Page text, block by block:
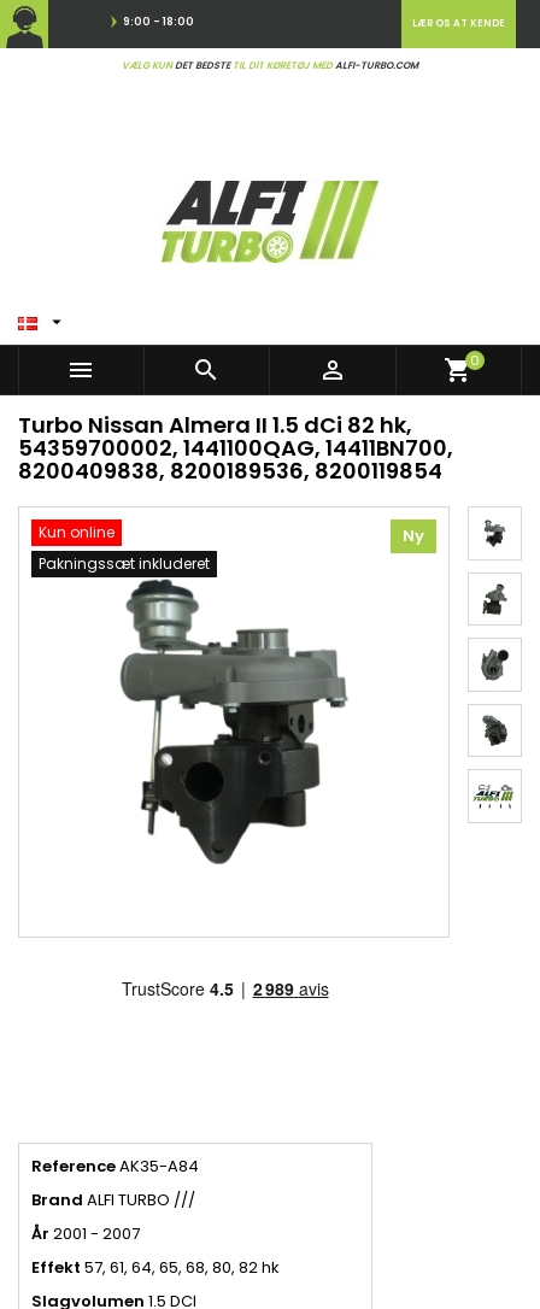
9:00 - 18:00
VÆLG KUNDET BEDSTETIL DIT KØRETØJ MEDALFI-TURBO.COM
LÆR OS AT KENDE

   shopping_cart0
Turbo Nissan Almera II 1.5 dCi 82 hk,
54359700002, 1441100QAG, 14411BN700,
8200409838, 8200189536, 8200119854
Kun online
Pakningssæt inkluderet
Ny
ReferenceAK35-A84
Brand ALFI TURBO ///
År 2001 - 2007
Effekt 57, 61, 64, 65, 68, 80, 82 hk
Slagvolumen 1.5 DCI